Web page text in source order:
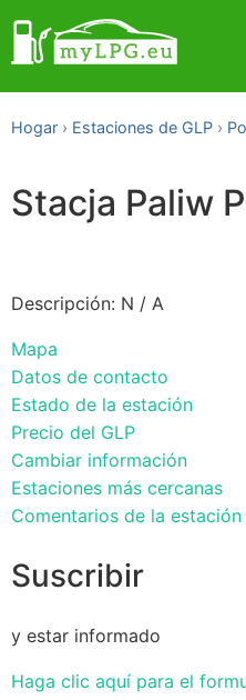
Hogar Estaciones de GLP
Stacja Paliw
Descripción: N / A
Mapa
Datos de contacto
Estado de la estación
Precio del GLP
Cambiar información
Estaciones más cercanas
Comentarios de la estación
Suscribir
y estar informado
Haga clic aquí para el